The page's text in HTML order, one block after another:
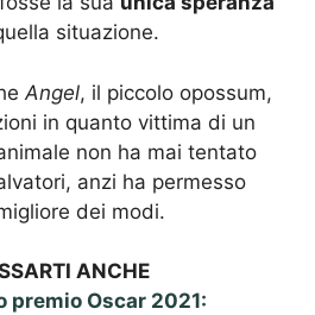
situazione.
Angel, il piccolo opossum,
in quanto vittima di un
non ha mai tentato
anzi ha permesso
dei modi.
ANCHE
premio Oscar 2021: